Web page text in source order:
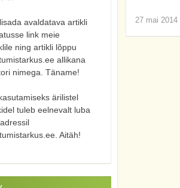
27 mai 2014|
avaldatava artikli
link meie
ning artikli lõppu
allikana
nimega. Täname!
ärilistel
tuleb eelnevalt luba
Aitäh!